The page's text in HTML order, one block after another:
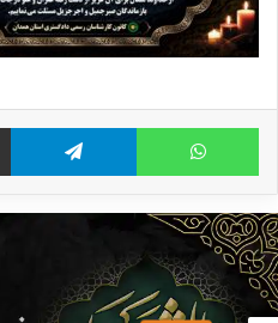
واتس آپ تلگرام